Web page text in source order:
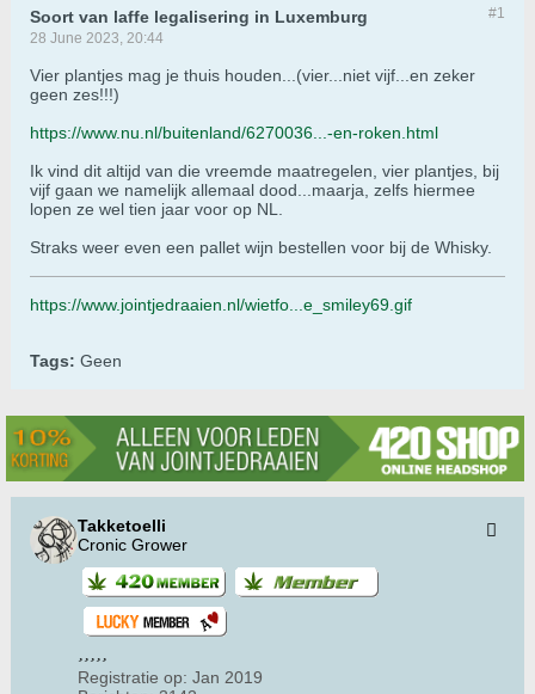
#1
Soort van laffe legalisering in Luxemburg
28 June 2023, 20:44
Vier plantjes mag je thuis houden...(vier...niet vijf...en zeker
geen zes!!!)
https://www.nu.nl/buitenland/6270036...-en-roken.html
Ik vind dit altijd van die vreemde maatregelen, vier plantjes, bij
vijf gaan we namelijk allemaal dood...maarja, zelfs hiermee
lopen ze wel tien jaar voor op NL.
Straks weer even een pallet wijn bestellen voor bij de Whisky.
https://www.jointjedraaien.nl/wietfo...e_smiley69.gif
Tags: Geen
Takketoelli
Cronic Grower
Registratie op: Jan 2019